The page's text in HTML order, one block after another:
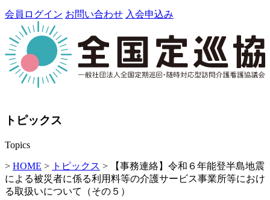
会員ログイン お問い合わせ 入会申込み
トピックス
Topics
> HOME > トピックス > 【事務連絡】令和６年能登半島地震
による被災者に係る利用料等の介護サービス事業所等におけ
る取扱いについて（その５）